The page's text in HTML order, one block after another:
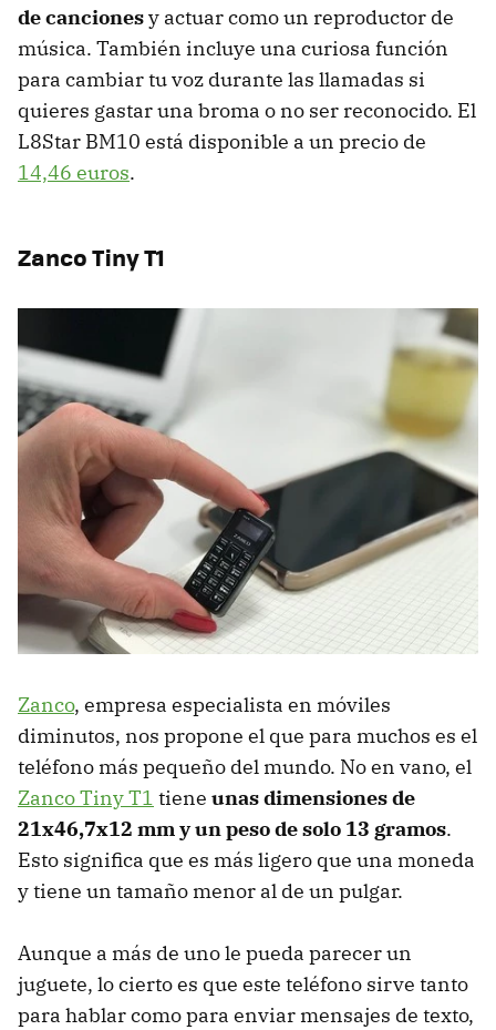
de cancionesy actuar como un reproductor de
música. También incluye una curiosa función
para cambiar tu voz durante las llamadas si
quieres gastar una broma o no ser reconocido. El
L8Star BM10 está disponible a un precio de
14,46 euros.
Zanco Tiny T1
Zanco, empresa especialista en móviles
diminutos, nos propone el que para muchos es el
teléfono más pequeño del mundo. No en vano, el
Zanco Tiny T1 tiene unas dimensiones de
21x46,7x12 mm y un peso de solo 13 gramos.
Esto significa que es más ligero que una moneda
y tiene un tamaño menor al de un pulgar.
Aunque a más de uno le pueda parecer un
juguete, lo cierto es que este teléfono sirve tanto
para hablar como para enviar mensajes de texto,